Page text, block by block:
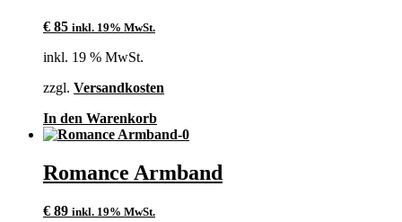
€ 85 inkl. 19% MwSt.
inkl. 19 % MwSt.
zzgl. Versandkosten
In den Warenkorb
Romance Armband
€ 89 inkl. 19% MwSt.